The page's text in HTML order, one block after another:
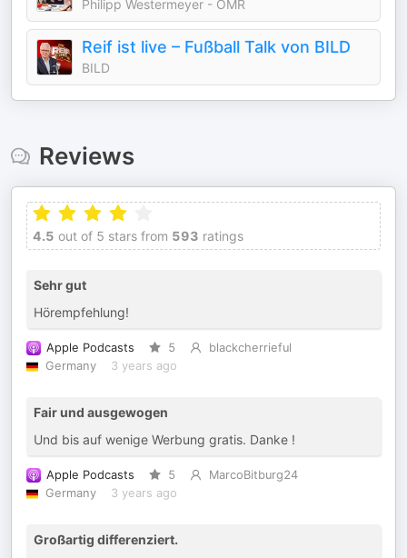
Philipp Westermeyer - OMR
Reif ist live – Fußball Talk von BILD
BILD
Reviews
4.5 out of 5 stars from 593 ratings
Sehr gut
Hörempfehlung!
Apple Podcasts 5
blackcherrieful
Germany
3 years ago
Fair und ausgewogen
Und bis auf wenige Werbung gratis. Danke !
Apple Podcasts 5
MarcoBitburg24
Germany
3 years ago
Großartig differenziert.